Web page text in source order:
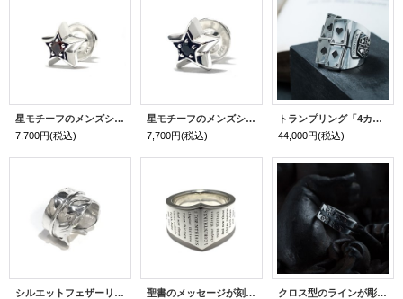
星モチーフのメンズシルバーピアス「スターライトピアス（ガーネット）」
7,700円(税込)
星モチーフのメンズシルバーピアス「スターライトピアス（オニキス）」
7,700円(税込)
トランプリング「4カードリング」
44,000円(税込)
シルエットフェザーリング（ラージ）
聖書のメッセージが刻まれたスタイリッシュなシルバーリング「インポータンス オブ ラブ ラージリング」
クロス型のラインが彫刻されたシンプルなシルバーリング「クロスラインリング」